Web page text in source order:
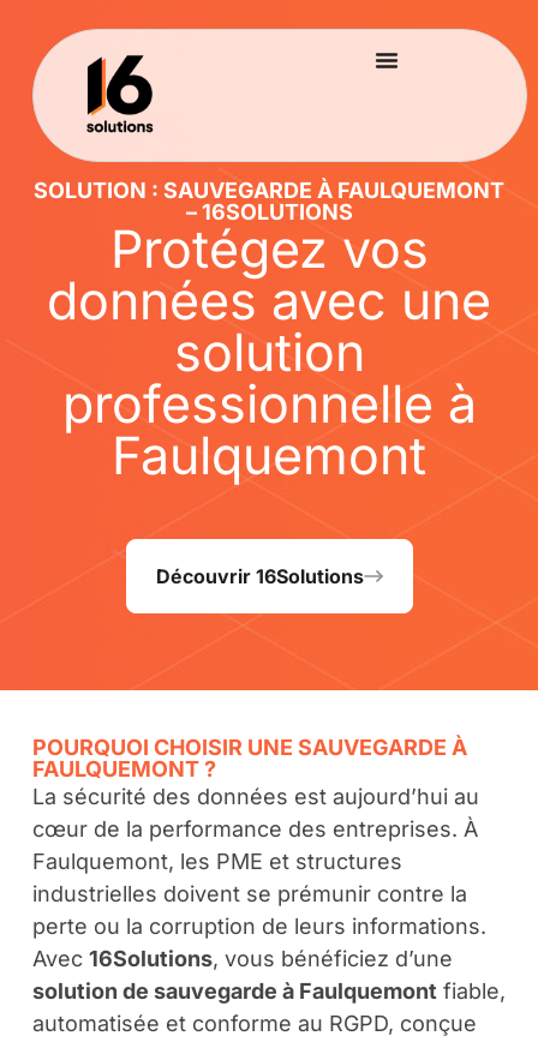
SOLUTION : SAUVEGARDE À FAULQUEMONT
– 16SOLUTIONS
Protégez vos
données avec une
solution
professionnelle à
Faulquemont
Découvrir 16Solutions
POURQUOI CHOISIR UNE SAUVEGARDE À
FAULQUEMONT ?
La sécurité des données est aujourd’hui au
cœur de la performance des entreprises. À
Faulquemont, les PME et structures
industrielles doivent se prémunir contre la
perte ou la corruption de leurs informations.
Avec 16Solutions, vous bénéficiez d’une
solution de sauvegarde à Faulquemontfiable,
automatisée et conforme au RGPD, conçue